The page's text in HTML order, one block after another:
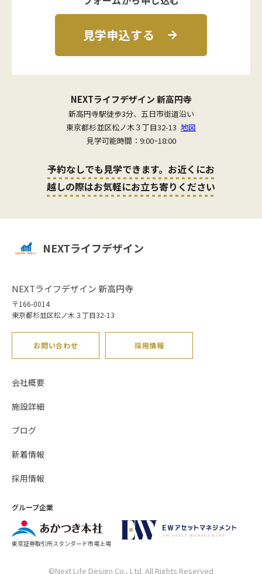
見学申込する
NEXTライフデザイン 新高円寺
新高円寺駅徒歩3分、五日市街道沿い
東京都杉並区松ノ木３丁目32-13 地図
見学可能時間：9:00~18:00
予約なしでも見学できます。お近くにお
越しの際はお気軽にお立ち寄りください
NEXTライフデザイン
NEXTライフデザイン 新高円寺
〒166-0014
東京都杉並区松ノ木３丁目32-13
お問い合わせ 採用情報
会社概要
施設詳細
ブログ
新着情報
採用情報
グループ企業
東京証券取引所スタンダード市場上場
©Next Life Design Co., Ltd. All Rights Reserved